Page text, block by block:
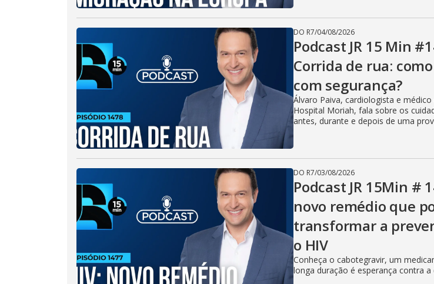
DO R7/04/08/2026
Podcast JR 15 Min
Corrida de rua:
com segurança?
Álvaro Paiva, cardiologista e
Hospital Moriah, fala sobre os
antes, durante e depois de uma
DO R7/03/08/2026
Podcast JR 15Min #
novo remédio que
transformar a
o HIV
Conheça o cabotegravir, um
longa duração é esperança contra a